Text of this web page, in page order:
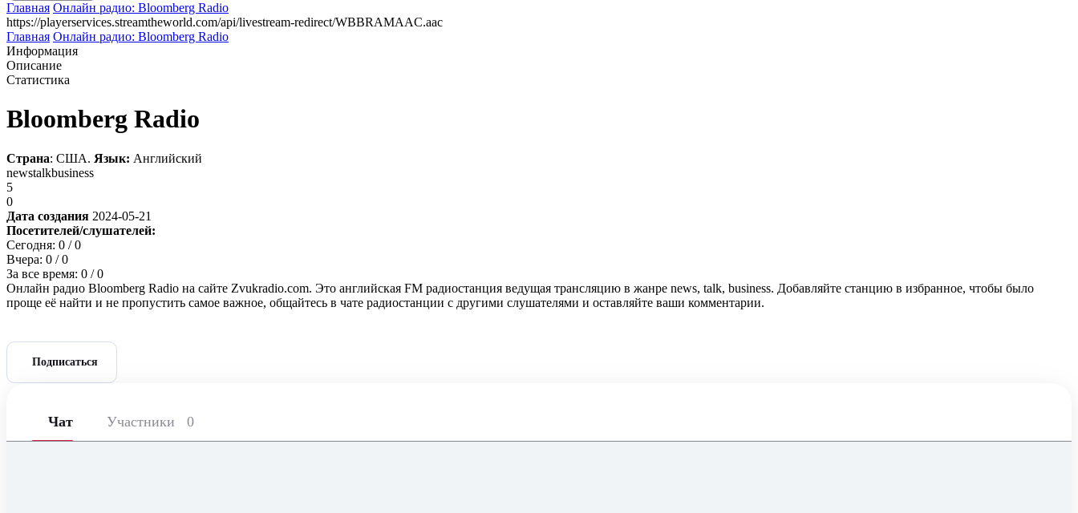
Главная Онлайн радио: Bloomberg Radio
https://playerservices.streamtheworld.com/api/livestream-redirect/WBBRAMAAC.aac
Главная Онлайн радио: Bloomberg Radio
Информация
Описание
Статистика
Bloomberg Radio
Страна: США. Язык: Английский
newstalkbusiness
5
0
Дата создания 2024-05-21
Посетителей/слушателей:
Сегодня: 0 / 0
Вчера: 0 / 0
За все время: 0 / 0
Онлайн радио Bloomberg Radio на сайте Zvukradio.com. Это английская FM радиостанция ведущая трансляцию в жанре news, talk, business. Добавляйте станцию в избранное, чтобы было
проще её найти и не пропустить самое важное, общайтесь в чате радиостанции с другими слушателями и оставляйте ваши комментарии.
Подписаться
Чат Участники 0